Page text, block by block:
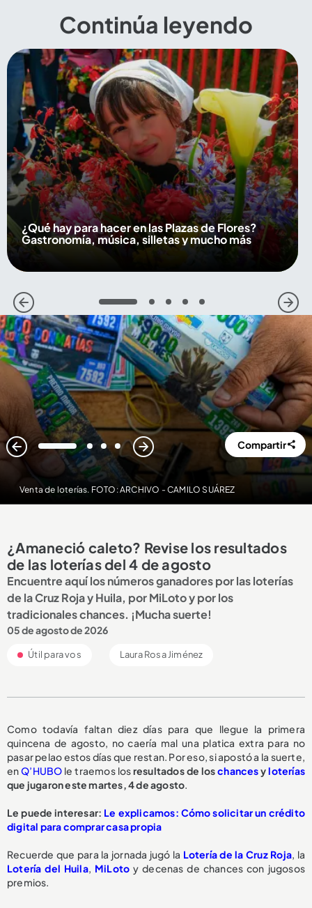
Continúa leyendo
¿Qué hay para hacer en las Plazas de Flores?
Gastronomía, música, silletas y mucho más
1 2 3 4 5
Venta de loterías. FOTO: ARCHIVO - CAMILO SUÁREZ
1 2 3 4 Compartir
¿Amaneció caleto? Revise los resultados
de las loterías del 4 de agosto
Encuentre aquí los números ganadores por las loterías
de la Cruz Roja y Huila, por MiLoto y por los
tradicionales chances. ¡Mucha suerte!
05 de agosto de 2026
Útil para vos Laura Rosa Jiménez
Como todavía faltan diez días para que llegue la primera
quincena de agosto, no caería mal una platica extra para no
pasar pelao estos días que restan. Por eso, si apostó a la suerte,
enQ’HUBO le traemos losresultados de loschancesyloterías
que jugaron este martes, 4 de agosto.
Le puede interesar: Le explicamos: Cómo solicitar un crédito
digital para comprar casa propia
Recuerde que para la jornada jugó la Lotería de la Cruz Roja, la
Lotería del Huila, MiLoto y decenas de chances con jugosos
premios.